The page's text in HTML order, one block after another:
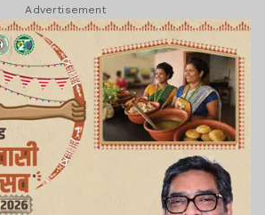
Advertisement